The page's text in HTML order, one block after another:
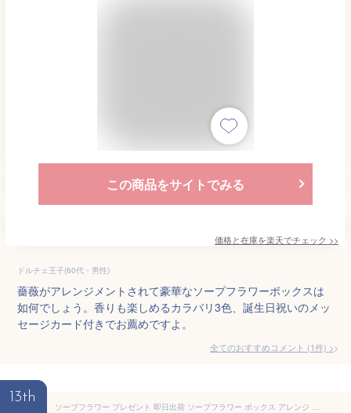
この商品をサイトでみる
価格と在庫を楽天でチェック >>
ドルチェ王子(60代・男性)
薔薇がアレンジメントされて豪華なソープフラワーボックスは
如何でしょう。香りも楽しめるカラバリ3色、誕生日祝いのメッ
セージカード付きでお薦めですよ。
全てのおすすめコメント (1件) >
13th
ソープフラワー プレゼント 即日出荷 ソープフラワー ボックス アレンジ 誕生日 結婚祝い そのまま飾れる 誕生日プレゼント ボックス 紫 赤 ギフト オシャレ 退職祝い カーネーション 壁掛け 造花 お供え 即日発送 ソープフラワーギフト 箱 還暦祝い 妻